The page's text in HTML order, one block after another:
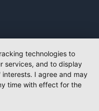
technologies to
services, and to display
I agree and may
time with effect for the